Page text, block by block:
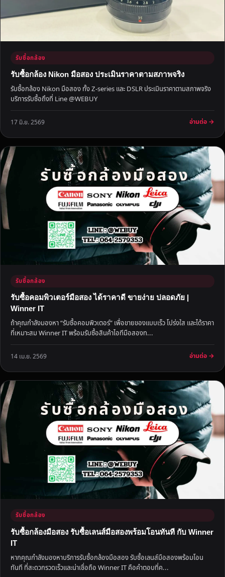
ด
รับซื้อกล้อง
รับซื้อกล้อง Nikon มือสอง ประเมินราคาตามสภาพจริง
รับซื้อกล้อง Nikon มือสอง ทั้ง Z-series และ DSLR ประเมินราคาตามสภาพจริง
บริการรับซื้อถึงที่ Line @WEBUY
17 มิ.ย. 2569 อ่านต่อ →
รับซื้อกล้อง
รับซื้อคอมพิวเตอร์มือสอง ได้ราคาดี ขายง่าย ปลอดภัย |
Winner IT
ถ้าคุณกำลังมองหา “รับซื้อคอมพิวเตอร์” เพื่อขายของแบบเร็ว โปร่งใส และได้ราคา
ที่เหมาะสม Winner IT พร้อมรับซื้อสินค้าไอทีมือสองท...
14 เม.ย. 2569 อ่านต่อ →
รับซื้อกล้อง
รับซื้อกล้องมือสอง รับซื้อเลนส์มือสองพร้อมโอนทันที กับ Winner
IT
หากคุณกำลังมองหาบริการรับซื้อกล้องมือสอง รับซื้อเลนส์มือสองพร้อมโอน
ทันที ที่สะดวกรวดเร็วและน่าเชื่อถือ Winner IT คือคำตอบที่ค...